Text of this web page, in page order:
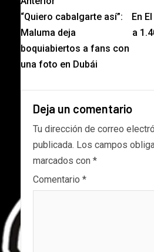
“Quiero cabalgarte así”:
Maluma deja
boquiabiertos a fans con
una foto en Dubái
En
a
Deja un comentario
Tu dirección de correo
publicada. Los campos
marcados con *
Comentario *